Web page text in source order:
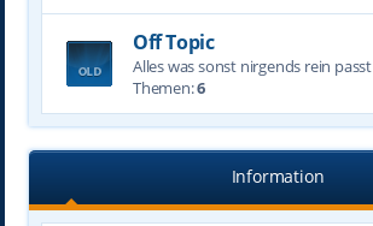
Off Topic
Alles was sonst nirgends rein passt
Themen:6
Information